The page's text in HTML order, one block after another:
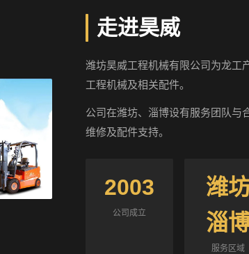
走进昊威
潍坊昊威工程机械有限公司为龙工
工程机械及相关配件。
公司在潍坊、淄博设有服务团队与
维修及配件支持。
2003
公司成立
潍
淄
服务区域